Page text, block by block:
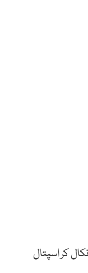
ریسکیو 1122 نے چاروں افراد کو نکال کر اسپتال